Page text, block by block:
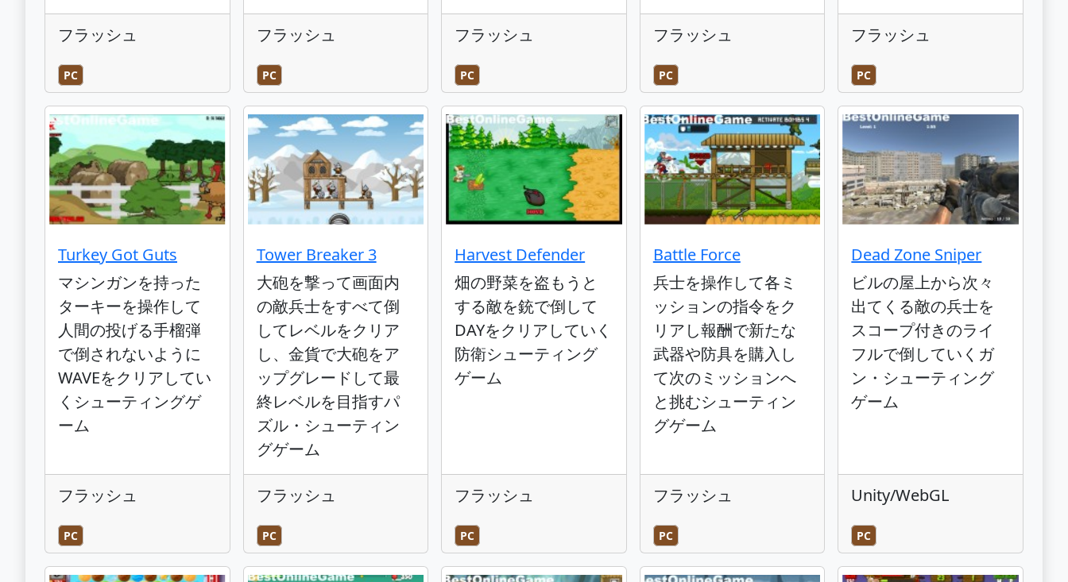
フラッシュ
PC
フラッシュ
PC
フラッシュ
PC
フラッシュ
PC
フラッシュ
PC
Turkey Got Guts
マシンガンを持った
ターキーを操作して
人間の投げる手榴弾
で倒されないように
WAVEをクリアしてい
くシューティングゲ
ーム
フラッシュ
PC
Tower Breaker 3
大砲を撃って画面内
の敵兵士をすべて倒
してレベルをクリア
し、金貨で大砲をア
ップグレードして最
終レベルを目指すパ
ズル・シューティン
グゲーム
フラッシュ
PC
Harvest Defender
畑の野菜を盗もうと
する敵を銃で倒して
DAYをクリアしていく
防衛シューティング
ゲーム
フラッシュ
PC
Battle Force
兵士を操作して各ミ
ッションの指令をク
リアし報酬で新たな
武器や防具を購入し
て次のミッションへ
と挑むシューティン
グゲーム
フラッシュ
PC
Dead Zone Sniper
ビルの屋上から次々
出てくる敵の兵士を
スコープ付きのライ
フルで倒していくガ
ン・シューティング
ゲーム
Unity/WebGL
PC